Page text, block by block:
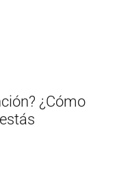
¿Cómo